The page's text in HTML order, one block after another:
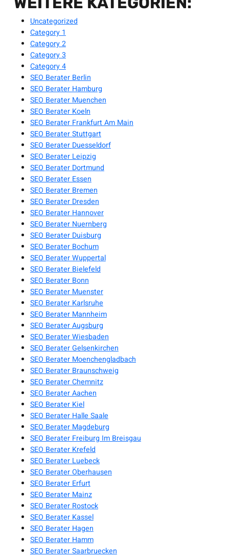
Uncategorized
Category 1
Category 2
Category 3
Category 4
SEO Berater Berlin
SEO Berater Hamburg
SEO Berater Muenchen
SEO Berater Koeln
SEO Berater Frankfurt Am Main
SEO Berater Stuttgart
SEO Berater Duesseldorf
SEO Berater Leipzig
SEO Berater Dortmund
SEO Berater Essen
SEO Berater Bremen
SEO Berater Dresden
SEO Berater Hannover
SEO Berater Nuernberg
SEO Berater Duisburg
SEO Berater Bochum
SEO Berater Wuppertal
SEO Berater Bielefeld
SEO Berater Bonn
SEO Berater Muenster
SEO Berater Karlsruhe
SEO Berater Mannheim
SEO Berater Augsburg
SEO Berater Wiesbaden
SEO Berater Gelsenkirchen
SEO Berater Moenchengladbach
SEO Berater Braunschweig
SEO Berater Chemnitz
SEO Berater Aachen
SEO Berater Kiel
SEO Berater Halle Saale
SEO Berater Magdeburg
SEO Berater Freiburg Im Breisgau
SEO Berater Krefeld
SEO Berater Luebeck
SEO Berater Oberhausen
SEO Berater Erfurt
SEO Berater Mainz
SEO Berater Rostock
SEO Berater Kassel
SEO Berater Hagen
SEO Berater Hamm
SEO Berater Saarbruecken